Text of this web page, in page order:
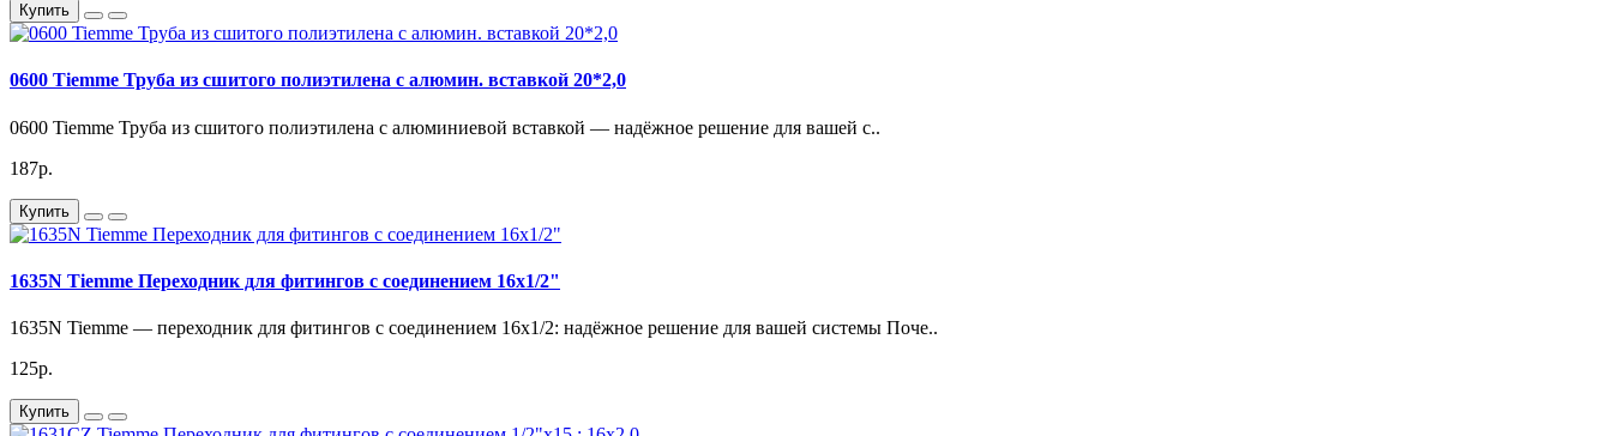
Купить
0600 Tiemme Труба из сшитого полиэтилена с алюмин. вставкой 20*2,0
0600 Tiemme Труба из сшитого полиэтилена с алюминиевой вставкой — надёжное решение для вашей с..
187р.
Купить
1635N Tiemme Переходник для фитингов с соединением 16x1/2"
1635N Tiemme — переходник для фитингов с соединением 16x1/2: надёжное решение для вашей системы Поче..
125р.
Купить